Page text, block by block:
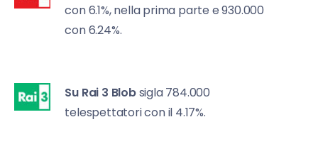
con 6.1%, nella prima parte e 930.000
con 6.24%.
Su Rai 3 Blobsigla 784.000
telespettatori con il 4.17%.